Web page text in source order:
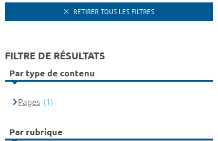
RETIRER TOUS LES FILTRES
FILTRE DE RÉSULTATS
Par type de contenu
Pages (1)
Par rubrique